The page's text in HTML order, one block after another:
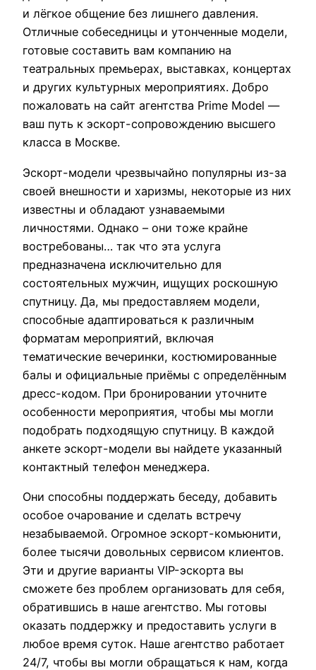
и лёгкое общение без лишнего давления.
Отличные собеседницы и утонченные модели,
готовые составить вам компанию на
театральных премьерах, выставках, концертах
и других культурных мероприятиях. Добро
пожаловать на сайт агентства Prime Model —
ваш путь к эскорт-сопровождению высшего
класса в Москве.
Эскорт-модели чрезвычайно популярны из-за
своей внешности и харизмы, некоторые из них
известны и обладают узнаваемыми
личностями. Однако – они тоже крайне
востребованы… так что эта услуга
предназначена исключительно для
состоятельных мужчин, ищущих роскошную
спутницу. Да, мы предоставляем модели,
способные адаптироваться к различным
форматам мероприятий, включая
тематические вечеринки, костюмированные
балы и официальные приёмы с определённым
дресс-кодом. При бронировании уточните
особенности мероприятия, чтобы мы могли
подобрать подходящую спутницу. В каждой
анкете эскорт-модели вы найдете указанный
контактный телефон менеджера.
Они способны поддержать беседу, добавить
особое очарование и сделать встречу
незабываемой. Огромное эскорт-комьюнити,
более тысячи довольных сервисом клиентов.
Эти и другие варианты VIP-эскорта вы
сможете без проблем организовать для себя,
обратившись в наше агентство. Мы готовы
оказать поддержку и предоставить услуги в
любое время суток. Наше агентство работает
24/7, чтобы вы могли обращаться к нам, когда